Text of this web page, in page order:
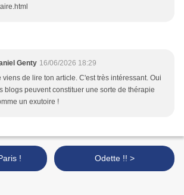
Genty 16/06/2026 18:29
viens de lire ton article. C'est très intéressant. Oui
blogs peuvent constituer une sorte de thérapie
un exutoire !
! Odette !! >